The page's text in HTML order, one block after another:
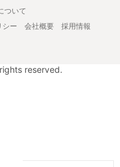
ついて
シー 会社概要
採用情報
reserved.